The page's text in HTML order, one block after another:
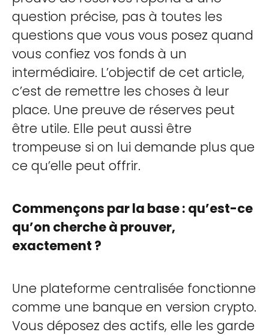
question précise, pas à toutes les
questions que vous vous posez quand
vous confiez vos fonds à un
intermédiaire. L’objectif de cet article,
c’est de remettre les choses à leur
place. Une preuve de réserves peut
être utile. Elle peut aussi être
trompeuse si on lui demande plus que
ce qu’elle peut offrir.
Commençons par la base : qu’est-ce
qu’on cherche à prouver,
exactement ?
Une plateforme centralisée fonctionne
comme une banque en version crypto.
Vous déposez des actifs, elle les garde